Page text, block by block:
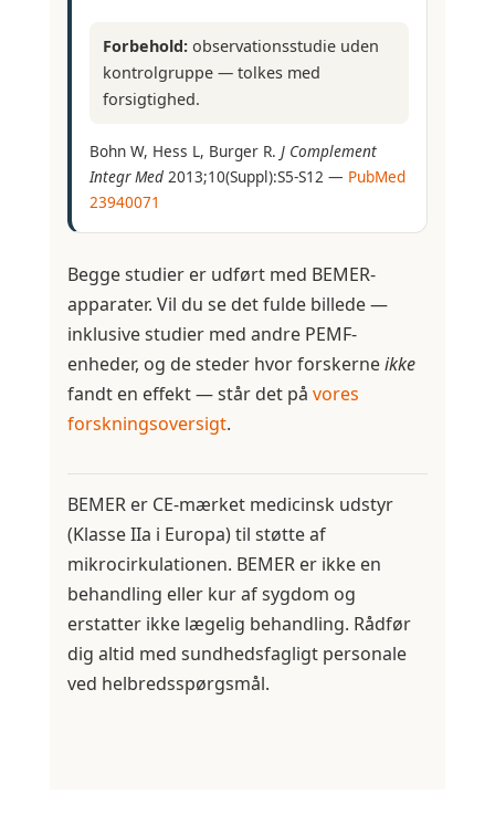
Forbehold:observationsstudie uden
kontrolgruppe — tolkes med
forsigtighed.
Bohn W, Hess L, Burger R. J Complement
Integr Med2013;10(Suppl):S5-S12 — PubMed
23940071
Begge studier er udført med BEMER-
apparater. Vil du se det fulde billede —
inklusive studier med andre PEMF-
enheder, og de steder hvor forskerneikke
fandt en effekt — står det på vores
forskningsoversigt.
BEMER er CE-mærket medicinsk udstyr
(Klasse IIa i Europa) til støtte af
mikrocirkulationen. BEMER er ikke en
behandling eller kur af sygdom og
erstatter ikke lægelig behandling. Rådfør
dig altid med sundhedsfagligt personale
ved helbredsspørgsmål.